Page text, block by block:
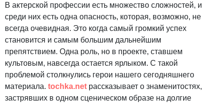
В актерской профессии есть множество сложностей, и
среди них есть одна опасность, которая, возможно, не
всегда очевидная. Это когда самый громкий успех
становится и самым большим дальнейшим
препятствием. Одна роль, но в проекте, ставшем
культовым, навсегда остается ярлыком. С такой
проблемой столкнулись герои нашего сегодняшнего
материала. tochka.net рассказывает о знаменитостях,
застрявших в одном сценическом образе на долгие